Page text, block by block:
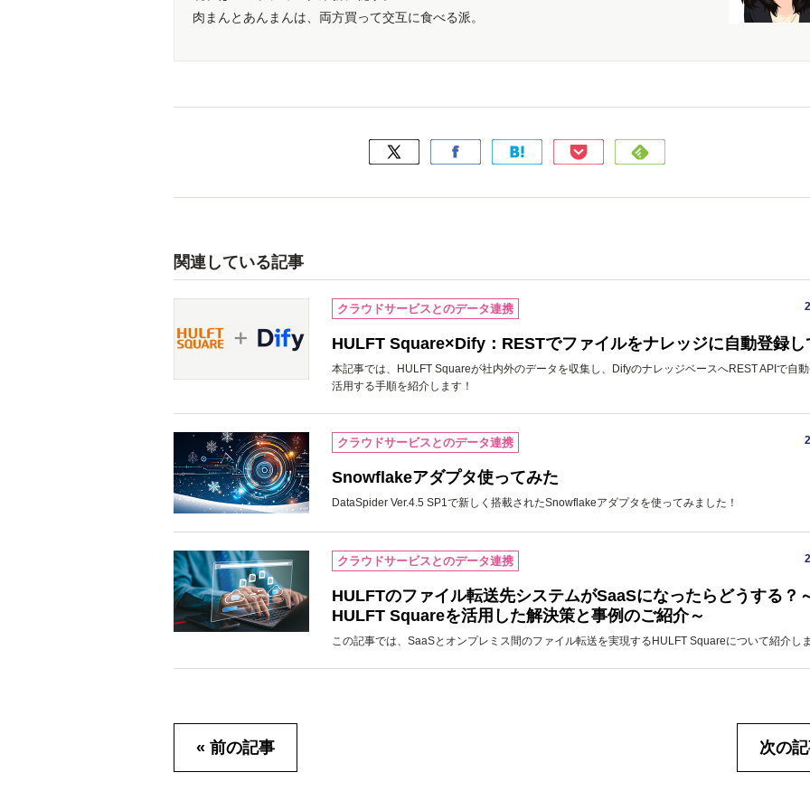
肉まんとあんまんは、両方買って交互に食べる派。
関連している記事
クラウドサービスとのデータ連携
HULFT Square×Dify：RESTでファイルをナレッジに自動登録し
本記事では、HULFT Squareが社内外のデータを収集し、DifyのナレッジベースへREST APIで自
活用する手順を紹介します！
クラウドサービスとのデータ連携
Snowflakeアダプタ使ってみた
DataSpider Ver.4.5 SP1で新しく搭載されたSnowflakeアダプタを使ってみました！
クラウドサービスとのデータ連携
HULFTのファイル転送先システムがSaaSになったらどうする？
HULFT Squareを活用した解決策と事例のご紹介～
この記事では、SaaSとオンプレミス間のファイル転送を実現するHULFT Squareについて紹介しま
« 前の記事 次の